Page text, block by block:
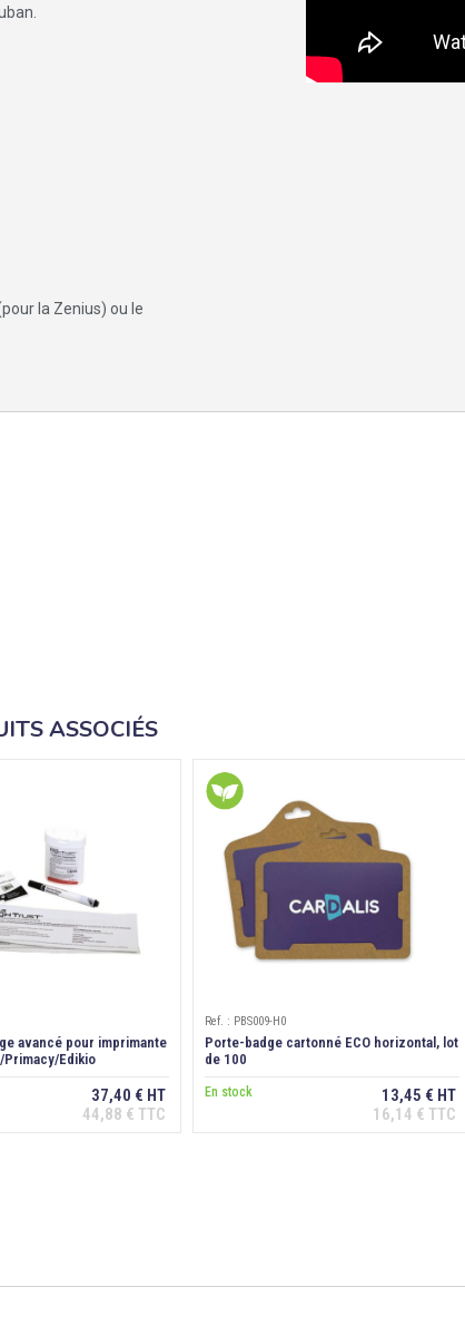
la Zenius) ou le
ASSOCIÉS
avancé pour imprimante
Edikio
37,40 € HT
44,88 € TTC
Ref. : PBS009-H0
Porte-badge cartonné ECO horizontal, lot
de 100
En stock
13,45 € HT
16,14 € TTC